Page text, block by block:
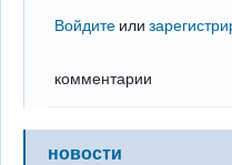
Войдите или
комментарии
новости